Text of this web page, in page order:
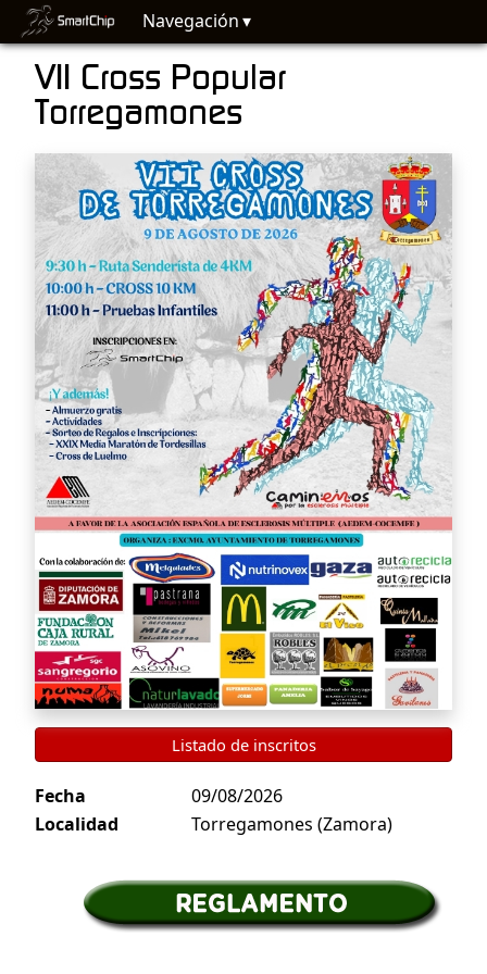
Navegación
VII Cross Popular
Torregamones
Listado de inscritos
Fecha
09/08/2026
Localidad
Torregamones (Zamora)